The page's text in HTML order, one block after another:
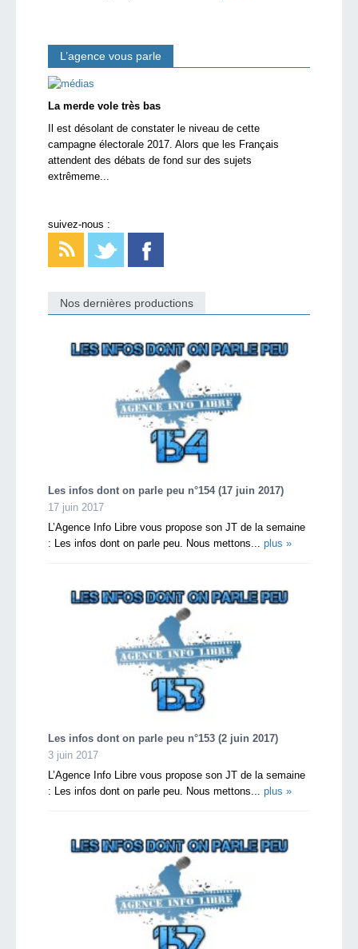
L’agence vous parle
La merde vole très bas
Il est désolant de constater le niveau de cette
campagne électorale 2017. Alors que les Français
attendent des débats de fond sur des sujets
extrêmeme...
suivez-nous :
Nos dernières productions
Les infos dont on parle peu n°154 (17 juin 2017)
17 juin 2017
L’Agence Info Libre vous propose son JT de la semaine
: Les infos dont on parle peu. Nous mettons... plus »
Les infos dont on parle peu n°153 (2 juin 2017)
3 juin 2017
L’Agence Info Libre vous propose son JT de la semaine
: Les infos dont on parle peu. Nous mettons... plus »